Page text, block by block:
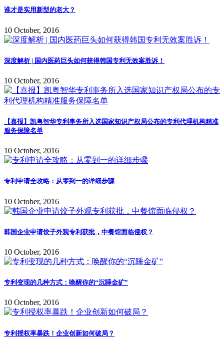
谁才是实用新型的老大？
10 October, 2016
深度解析 | 国内医药巨头如何获得韩国专利无效案胜诉！
10 October, 2016
【喜报】凯粤智华专利事务所入选国家知识产权局公布的专利代理机构精准
服务保障名单
10 October, 2016
专利申请全攻略：从零到一的详细步骤
10 October, 2016
韩国企业申请饺子外观专利获批，中餐馆面临侵权？
10 October, 2016
专利变现的几种方式：唤醒你的“沉睡金矿”
10 October, 2016
专利授权率暴跌！企业创新如何破局？